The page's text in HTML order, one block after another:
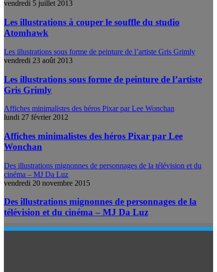
vendredi 5 juillet 2013
Les illustrations à couper le souffle du studio
Atomhawk
Les illustrations sous forme de peinture de l’artiste Gris Grimly
vendredi 23 août 2013
Les illustrations sous forme de peinture de l’artiste
Gris Grimly
Affiches minimalistes des héros Pixar par Lee Wonchan
lundi 27 février 2012
Affiches minimalistes des héros Pixar par Lee
Wonchan
Des illustrations mignonnes de personnages de la télévision et du
cinéma – MJ Da Luz
vendredi 20 novembre 2015
Des illustrations mignonnes de personnages de la
télévision et du cinéma – MJ Da Luz